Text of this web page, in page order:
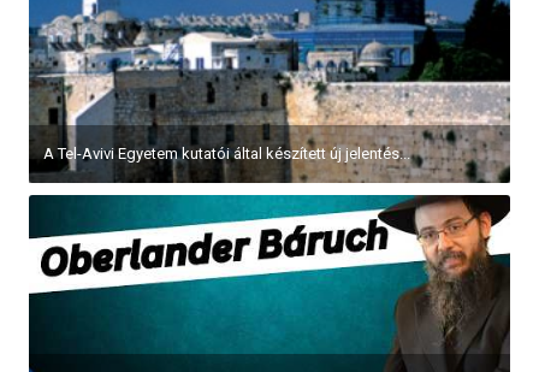
A Tel-Avivi Egyetem kutatói által készített új jelentés...